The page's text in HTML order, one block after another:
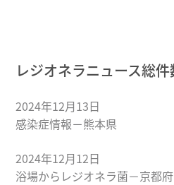
レジオネラニュース総件
2024年12月13日
感染症情報－熊本県
2024年12月12日
浴場からレジオネラ菌－京都府